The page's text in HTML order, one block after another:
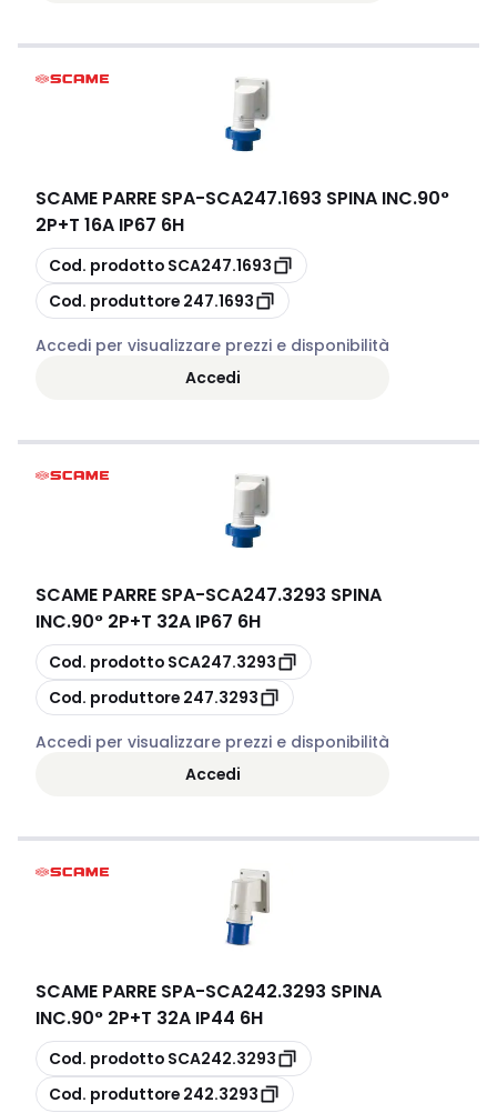
SCAME PARRE SPA-SCA247.1693 SPINA INC.90°
2P+T 16A IP67 6H
copia
Cod. prodotto SCA247.1693
copia
Cod. produttore 247.1693
Accedi per visualizzare prezzi e disponibilità
Accedi
SCAME PARRE SPA-SCA247.3293 SPINA
INC.90° 2P+T 32A IP67 6H
copia
Cod. prodotto SCA247.3293
copia
Cod. produttore 247.3293
Accedi per visualizzare prezzi e disponibilità
Accedi
SCAME PARRE SPA-SCA242.3293 SPINA
INC.90° 2P+T 32A IP44 6H
copia
Cod. prodotto SCA242.3293
copia
Cod. produttore 242.3293